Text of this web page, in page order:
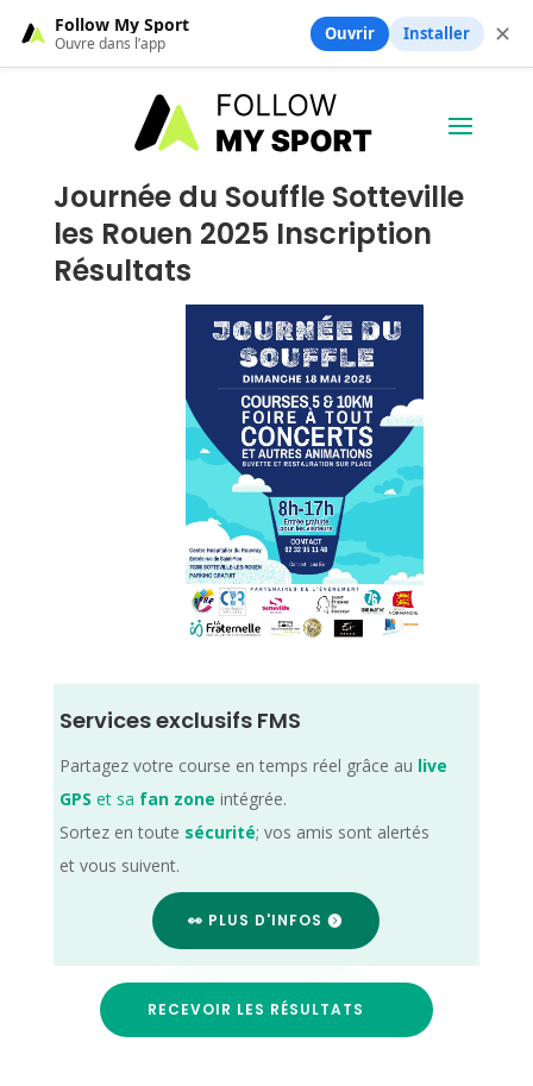
Journée du Souffle Sotteville
les Rouen 2025 Inscription
Résultats
Services exclusifs FMS
Partagez votre course en temps réel grâce au live
GPS et sa fan zone intégrée.
Sortez en toute sécurité; vos amis sont alertés
et vous suivent.
👀 PLUS D'INFOS
RECEVOIR LES RÉSULTATS
Follow My Sport
Ouvre dans l’app Ouvrir Installer ✕